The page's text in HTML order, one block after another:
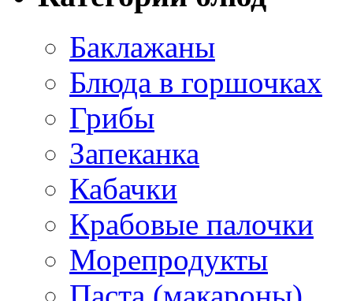
Баклажаны
Блюда в горшочках
Грибы
Запеканка
Кабачки
Крабовые палочки
Морепродукты